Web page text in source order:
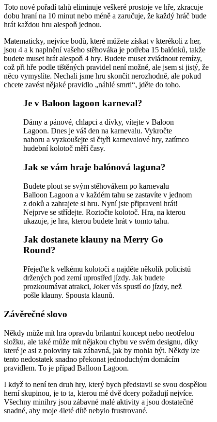
Toto nové pořadí tahů eliminuje veškeré prostoje ve hře, zkracuje
dobu hraní na 10 minut nebo méně a zaručuje, že každý hráč bude
hrát každou hru alespoň jednou.
Matematicky, nejvíce bodů, které můžete získat v kterékoli z her,
jsou 4 a k naplnění vašeho stěhováka je potřeba 15 balónků, takže
budete muset hrát alespoň 4 hry. Budete muset zvládnout remízy,
což při hře podle tištěných pravidel není možné, ale jsem si jistý, že
něco vymyslíte. Nechali jsme hru skončit nerozhodně, ale pokud
chcete zavést nějaké pravidlo „náhlé smrti“, jděte do toho.
Je v Baloon lagoon karneval?
Dámy a pánové, chlapci a dívky, vítejte v Baloon
Lagoon. Dnes je váš den na karnevalu. Vykročte
nahoru a vyzkoušejte si čtyři karnevalové hry, zatímco
hudební kolotoč měří časy.
Jak se vám hraje balónová laguna?
Budete plout se svým stěhovákem po karnevalu
Balloon Lagoon a v každém tahu se zastavíte v jednom
z doků a zahrajete si hru. Nyní jste připraveni hrát!
Nejprve se střídejte. Roztočte kolotoč. Hra, na kterou
ukazuje, je hra, kterou budete hrát v tomto tahu.
Jak dostanete klauny na Merry Go
Round?
Přejeďte k velkému kolotoči a najděte několik policistů
držených pod zemí uprostřed jízdy. Jak budete
prozkoumávat atrakci, Joker vás spustí do jízdy, než
pošle klauny. Spousta klaunů.
Závěrečné slovo
Někdy může mít hra opravdu brilantní koncept nebo neotřelou
složku, ale také může mít nějakou chybu ve svém designu, díky
které je asi z poloviny tak zábavná, jak by mohla být. Někdy lze
tento nedostatek snadno překonat jednoduchým domácím
pravidlem. To je případ Balloon Lagoon.
I když to není ten druh hry, který bych představil se svou dospělou
herní skupinou, je to ta, kterou mé dvě dcery požadují nejvíce.
Všechny minihry jsou zábavné malé aktivity a jsou dostatečně
snadné, aby moje 4leté dítě nebylo frustrované.